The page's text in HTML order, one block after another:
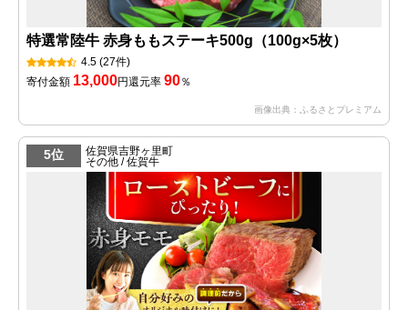
特選常陸牛 赤身ももステーキ500g（100g×5枚）
4.5 (27件)
寄付金額 13,000円還元率 90％
画像出典：ふるさとプレミアム
5位
佐賀県吉野ヶ里町
その他 / 佐賀牛